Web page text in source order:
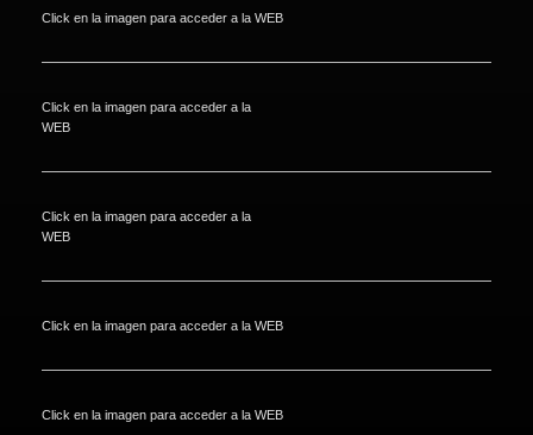
Click en la imagen para acceder a la WEB
Click en la imagen para acceder a la
WEB
Click en la imagen para acceder a la
WEB
Click en la imagen para acceder a la WEB
Click en la imagen para acceder a la WEB